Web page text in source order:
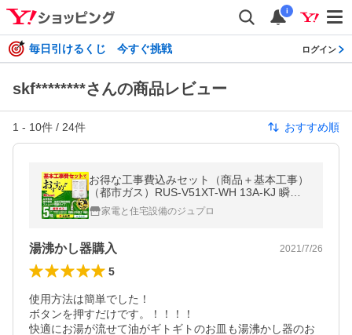
i
毎日引けるくじ 今すぐ挑戦 ログイン
skf********さんの商品レビュー
1 - 10件 / 24件 おすすめ順
お得な工事費込みセット（商品＋基本工事）
（都市ガス）RUS-V51XT-WH 13A-KJ 瞬間
湯沸器【在庫なし時後継品での出荷対応】
家電と住宅設備のジュプロ
湯沸かし器購入 2021/7/26
5
使用方法は簡単でした！
ボタンを押すだけです。！！！！
快適にお湯が流せて油がギトギトのお皿も湯沸かし器のお